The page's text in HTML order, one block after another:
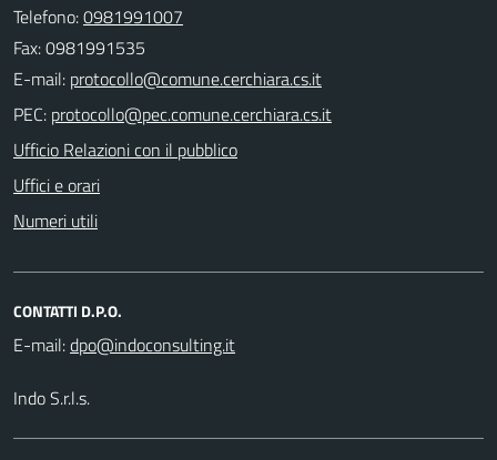
Telefono:0981991007
Fax: 0981991535
E-mail:
PEC:
Ufficio Relazioni con il pubblico
Uffici e orari
Numeri utili
CONTATTI D.P.O.
E-mail:
Indo S.r.l.s.